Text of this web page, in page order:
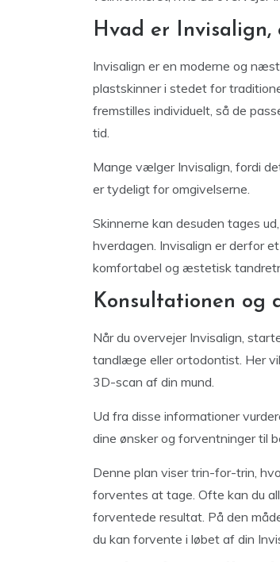
Hvad er
Invisalign er en moderne og
plastskinner i stedet for
fremstilles individuelt, så de
tid.
Mange vælger Invisalign, fordi
er tydeligt for omgivelserne.
Skinnerne kan desuden tages
hverdagen. Invisalign er derfor
komfortabel og æstetisk
Konsultationen og
Når du overvejer Invisalign,
tandlæge eller ortodontist. Her
3D-scan af din mund.
Ud fra disse informationer
dine ønsker og forventninger til
Denne plan viser trin-for-trin,
forventes at tage. Ofte kan du
forventede resultat. På den
du kan forvente i løbet af din